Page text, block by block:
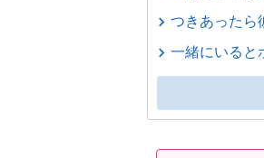
つきあったら
一緒にいると